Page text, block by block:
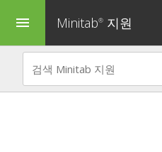
menu Minitab® 지원